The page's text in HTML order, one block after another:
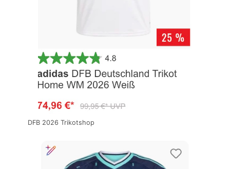
DFB 2026 Trikotshop